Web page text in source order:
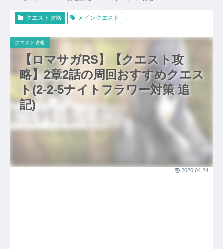
クエスト攻略 メインクエスト
【ロマサガRS】【クエスト攻
略】2章2話の周回おすすめクエス
ト(2-2-5ナイトフラワー対策 追
記)
クエスト攻略
2020.04.24